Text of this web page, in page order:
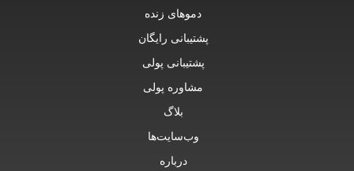
دموهای زنده
پشتیبانی رایگان
پشتیبانی پولی
مشاوره پولی
بلاگ
وب‌سایت‌ها
درباره